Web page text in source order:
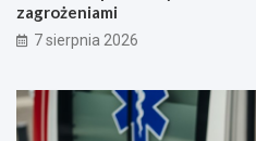
zagrożeniami
7 sierpnia 2026